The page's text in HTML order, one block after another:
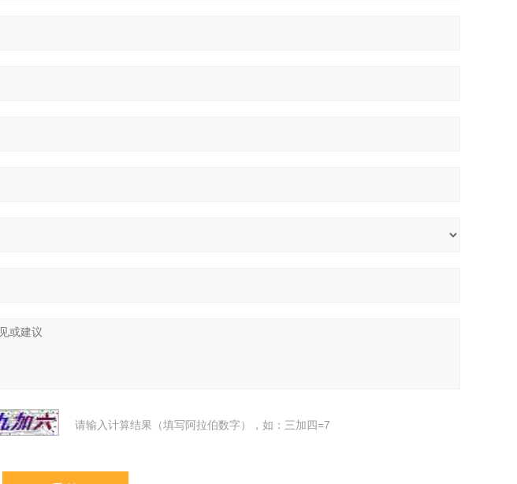
请输入计算结果（填写阿拉伯数字），如：三加四=7